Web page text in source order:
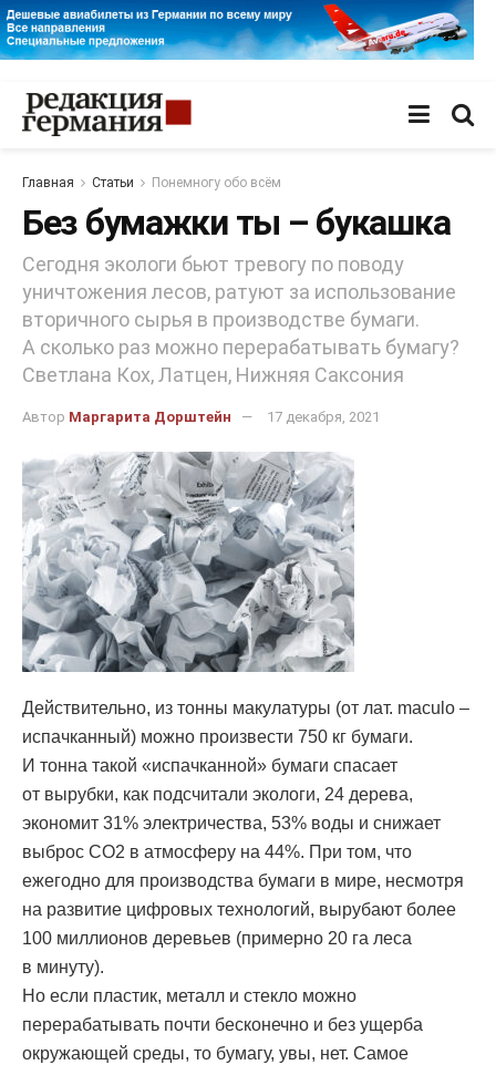
Главная Статьи Понемногу обо всём
Без бумажки ты – букашка
Сегодня экологи бьют тревогу по поводу
уничтожения лесов, ратуют за использование
вторичного сырья в производстве бумаги.
А сколько раз можно перерабатывать бумагу?
Светлана Кох, Латцен, Нижняя Саксония
Автор Маргарита Дорштейн 17 декабря, 2021
Действительно, из тонны макулатуры (от лат. maculo –
испачканный) можно произвести 750 кг бумаги.
И тонна такой «испачканной» бумаги спасает
от вырубки, как подсчитали экологи, 24 дерева,
экономит 31% электричества, 53% воды и снижает
выброс CO2 в атмосферу на 44%. При том, что
ежегодно для производства бумаги в мире, несмотря
на развитие цифровых технологий, вырубают более
100 миллионов деревьев (примерно 20 га леса
в минуту).
Но если пластик, металл и стекло можно
перерабатывать почти бесконечно и без ущерба
окружающей среды, то бумагу, увы, нет. Самое